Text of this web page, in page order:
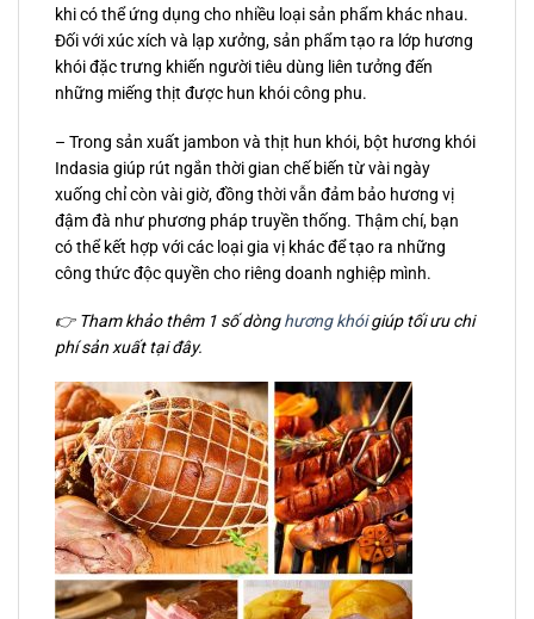
khi có thể ứng dụng cho nhiều loại sản phẩm khác nhau.
Đối với xúc xích và lạp xưởng, sản phẩm tạo ra lớp hương
khói đặc trưng khiến người tiêu dùng liên tưởng đến
những miếng thịt được hun khói công phu.
– Trong sản xuất jambon và thịt hun khói, bột hương khói
Indasia giúp rút ngắn thời gian chế biến từ vài ngày
xuống chỉ còn vài giờ, đồng thời vẫn đảm bảo hương vị
đậm đà như phương pháp truyền thống. Thậm chí, bạn
có thể kết hợp với các loại gia vị khác để tạo ra những
công thức độc quyền cho riêng doanh nghiệp mình.
👉 Tham khảo thêm 1 số dònghương khóigiúp tối ưu chi
phí sản xuất tại đây.